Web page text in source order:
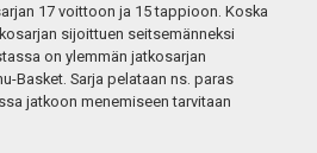
17 voittoon ja 15 tappioon. Koska
sijoittuen seitsemänneksi
on ylemmän jatkosarjan
Basket. Sarja pelataan ns. paras
jatkoon menemiseen tarvitaan